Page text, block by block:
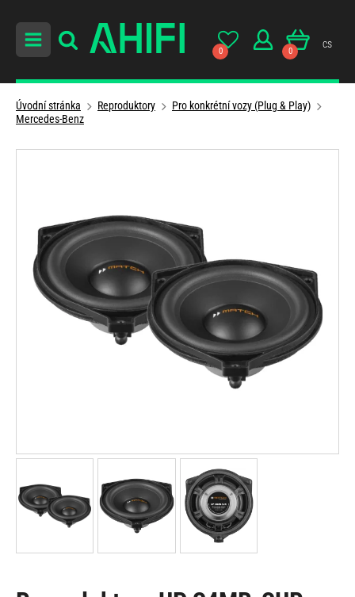
0 0
cs
Úvodní stránka Reproduktory
Pro konkrétní vozy (Plug & Play)
Mercedes-Benz